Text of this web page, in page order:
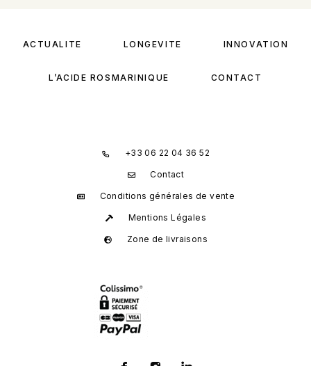
ACTUALITÉ LONGÉVITÉ INNOVATION
L’ACIDE ROSMARINIQUE CONTACT
+33 06 22 04 36 52
Contact
Conditions générales de vente
Mentions Légales
Zone de livraisons